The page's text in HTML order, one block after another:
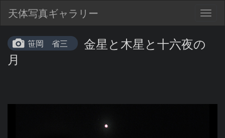
天体写真ギャラリー
笹岡 省三
金星と木星と十六夜の
月